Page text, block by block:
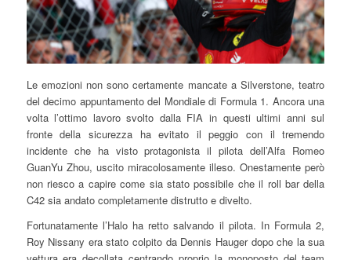
Le emozioni non sono certamente mancate a Silverstone, teatro
del decimo appuntamento del Mondiale di Formula 1. Ancora una
volta l’ottimo lavoro svolto dalla FIA in questi ultimi anni sul
fronte della sicurezza ha evitato il peggio con il tremendo
incidente che ha visto protagonista il pilota dell’Alfa Romeo
GuanYu Zhou, uscito miracolosamente illeso. Onestamente però
non riesco a capire come sia stato possibile che il roll bar della
C42 sia andato completamente distrutto e divelto.
Fortunatamente l’Halo ha retto salvando il pilota. In Formula 2,
Roy Nissany era stato colpito da Dennis Hauger dopo che la sua